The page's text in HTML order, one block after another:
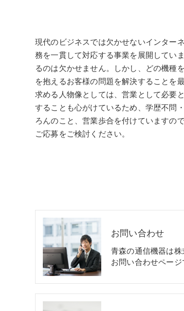
現代のビジネスでは欠かせないインター
務を一貫して対応する事業を展開してい
るのは欠かせません。しかし、どの機種
を抱えるお客様の問題を解決することを
求める人物像としては、営業として必要
することも心がけているため、学歴不問
ろんのこと、営業歩合を付けていますの
ご応募をご検討ください。
お問い合わせ
青森の通信機器は
お問い合わせページ